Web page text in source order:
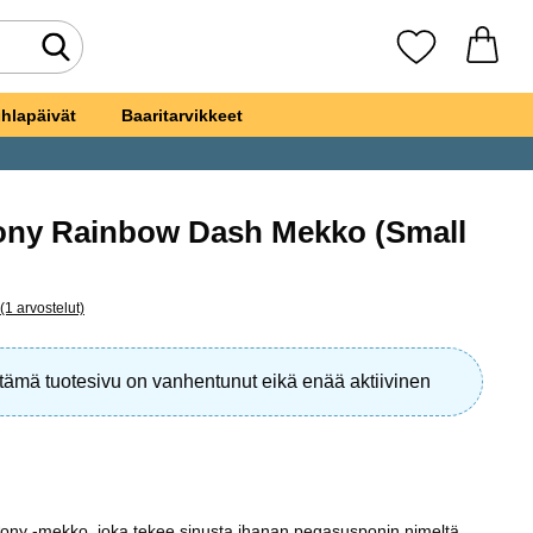
Tee haku Suosikkini
Baaritarvikkeet
Rainbow Dash Mekko (Small
kaikki arvostelut
(1 arvostelut)
tuotesivu on vanhentunut eikä enää aktiivinen